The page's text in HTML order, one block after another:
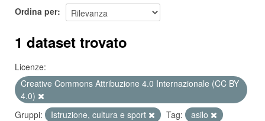
Ordina per
1 dataset trovato
Licenze:
Creative Commons Attribuzione 4.0 Internazionale (CC BY
4.0)
Gruppi:
Istruzione, cultura e sport Tag:
asilo